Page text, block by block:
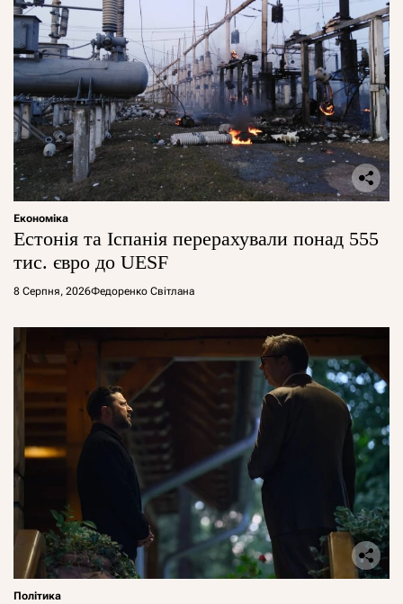
Економіка
Естонія та Іспанія перерахували понад 555
тис. євро до UESF
8 Серпня, 2026Федоренко Світлана
Політика